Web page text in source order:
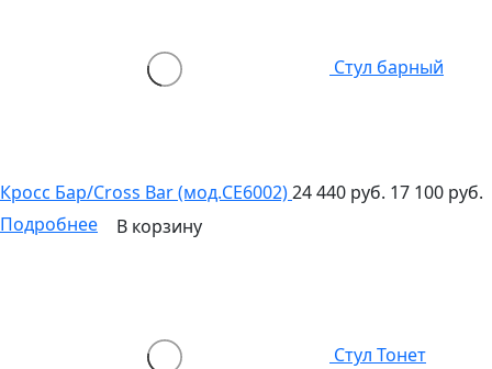
Стул барный
Кросс Бар/Cross Bar (мод.CE6002)24 440 руб. 17 100 руб.
Подробнее
В корзину
Стул Тонет